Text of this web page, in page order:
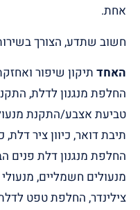
אחת.
חשוב שתדע, הצורך
האחד תיקון שיפור
החלפת מנגנון לדלת,
טביעת אצבע/התקנת
תיבת דואר, כיוון ציר
החלפת מנגנון דלת פנים
מנעולים חשמליים,
צילינדר, החלפת טפט